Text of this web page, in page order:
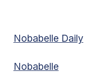
Nobabelle Daily
Nobabelle